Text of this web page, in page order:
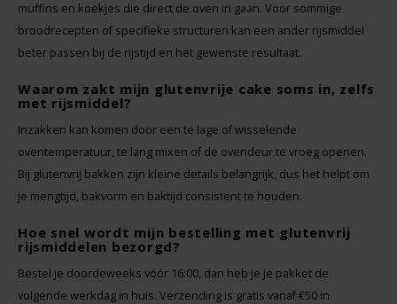
muffins en koekjes die direct de oven in gaan. Voor sommige
broodrecepten of specifieke structuren kan een ander rijsmiddel
beter passen bij de rijstijd en het gewenste resultaat.
Waarom zakt mijn glutenvrije cake soms in, zelfs
met rijsmiddel?
Inzakken kan komen door een te lage of wisselende
oventemperatuur, te lang mixen of de ovendeur te vroeg openen.
Bij glutenvrij bakken zijn kleine details belangrijk, dus het helpt om
je mengtijd, bakvorm en baktijd consistent te houden.
Hoe snel wordt mijn bestelling met glutenvrij
rijsmiddelen bezorgd?
Bestel je doordeweeks vóór 16:00, dan heb je je pakket de
volgende werkdag in huis. Verzending is gratis vanaf €50 in